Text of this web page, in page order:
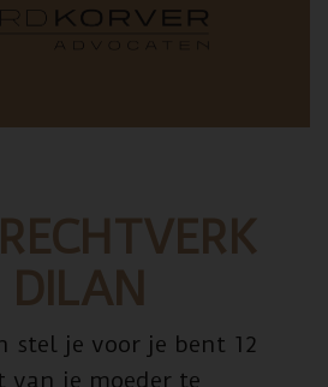
DILAN
stel je voor je bent 12
van je moeder te